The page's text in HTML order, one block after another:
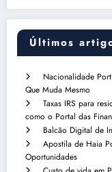
Últimos
Nacionalidade
Que Muda Mesmo
Taxas IRS para
como o Portal das
Balcão Digital de
Apostila de Haia
Oportunidades